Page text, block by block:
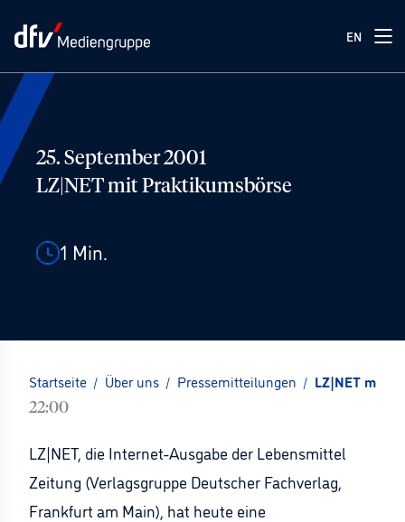
EN
25. September 2001
LZ|NET mit Praktikumsbörse
1 Min.
Startseite / Über uns / Pressemitteilungen / LZ|NET mit
22:00
LZ|NET, die Internet-Ausgabe der Lebensmittel
Zeitung (Verlagsgruppe Deutscher Fachverlag,
Frankfurt am Main), hat heute eine